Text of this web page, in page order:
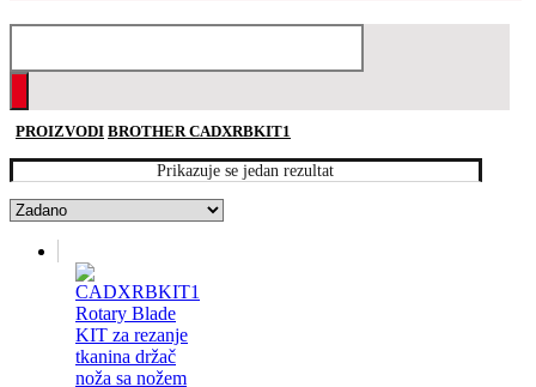
PROIZVODI BROTHER CADXRBKIT1
Prikazuje se jedan rezultat